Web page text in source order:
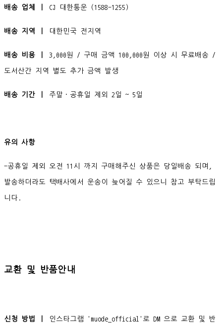
배송 업체 ㅣ CJ 대한통운 (1588-1255)
배송 지역 ㅣ 대한민국 전지역
배송 비용 ㅣ 3,000원 / 구매 금액 100,000원 이상 시 무료배송 /
도서산간 지역 별도 추가 금액 발생
배송 기간 ㅣ 주말·공휴일 제외 2일 ~ 5일
유의 사항
-공휴일 제외 오전 11시 까지 구매해주신 상품은 당일배송 되며,
발송하더라도 택배사에서 운송이 늦어질 수 있으니 참고 부탁드립
니다.
교환 및 반품안내
신청 방법 ㅣ 인스타그램 'muode_official'로 DM 으로 교환 및 반